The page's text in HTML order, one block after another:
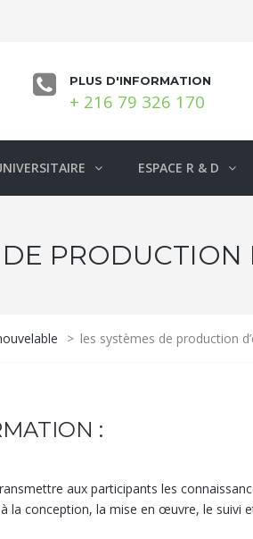
PLUS D'INFORMATION
+ 216 79 326 170
ESPACE R & D
PRODUCTION
> les systèmes de production
:
aux participants les
la conception, la mise en œuvre, le suivi